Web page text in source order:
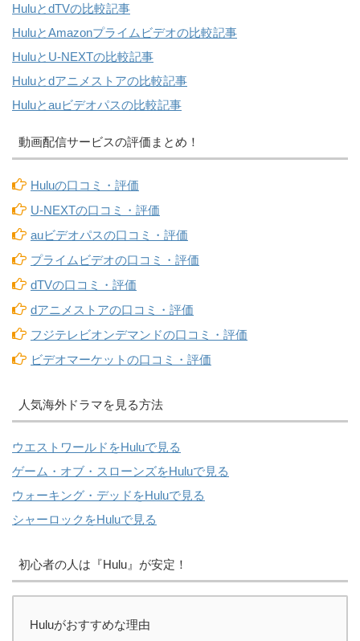
HuluとdTVの比較記事
HuluとAmazonプライムビデオの比較記事
HuluとU-NEXTの比較記事
Huluとdアニメストアの比較記事
Huluとauビデオパスの比較記事
動画配信サービスの評価まとめ！
Huluの口コミ・評価
U-NEXTの口コミ・評価
auビデオパスの口コミ・評価
プライムビデオの口コミ・評価
dTVの口コミ・評価
dアニメストアの口コミ・評価
フジテレビオンデマンドの口コミ・評価
ビデオマーケットの口コミ・評価
人気海外ドラマを見る方法
ウエストワールドをHuluで見る
ゲーム・オブ・スローンズをHuluで見る
ウォーキング・デッドをHuluで見る
シャーロックをHuluで見る
初心者の人は『Hulu』が安定！
Huluがおすすめな理由